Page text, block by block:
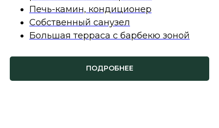
Печь-камин, кондиционер
Собственный санузел
Большая терраса с барбекю зоной
ПОДРОБНЕЕ